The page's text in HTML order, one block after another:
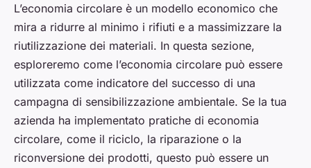
L’economia circolare è un modello economico che
mira a ridurre al minimo i rifiuti e a massimizzare la
riutilizzazione dei materiali. In questa sezione,
esploreremo come l’economia circolare può essere
utilizzata come indicatore del successo di una
campagna di sensibilizzazione ambientale. Se la tua
azienda ha implementato pratiche di economia
circolare, come il riciclo, la riparazione o la
riconversione dei prodotti, questo può essere un